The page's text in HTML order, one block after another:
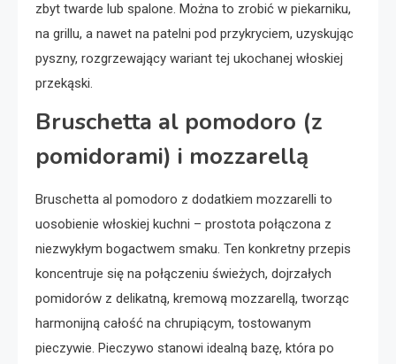
zbyt twarde lub spalone. Można to zrobić w piekarniku,
na grillu, a nawet na patelni pod przykryciem, uzyskując
pyszny, rozgrzewający wariant tej ukochanej włoskiej
przekąski.
Bruschetta al pomodoro (z
pomidorami) i mozzarellą
Bruschetta al pomodoro z dodatkiem mozzarelli to
uosobienie włoskiej kuchni – prostota połączona z
niezwykłym bogactwem smaku. Ten konkretny przepis
koncentruje się na połączeniu świeżych, dojrzałych
pomidorów z delikatną, kremową mozzarellą, tworząc
harmonijną całość na chrupiącym, tostowanym
pieczywie. Pieczywo stanowi idealną bazę, która po